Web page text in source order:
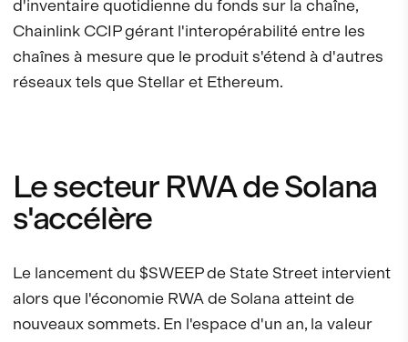
d'inventaire quotidienne du fonds sur la chaîne,
Chainlink CCIP gérant l'interopérabilité entre les
chaînes à mesure que le produit s'étend à d'autres
réseaux tels que Stellar et Ethereum.
Le secteur RWA de Solana
s'accélère
Le lancement du $SWEEP de State Street intervient
alors que l'économie RWA de Solana atteint de
nouveaux sommets. En l'espace d'un an, la valeur